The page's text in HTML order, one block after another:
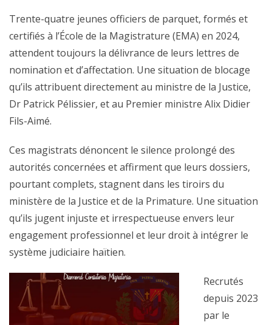
Trente-quatre jeunes officiers de parquet, formés et
certifiés à l’École de la Magistrature (EMA) en 2024,
attendent toujours la délivrance de leurs lettres de
nomination et d’affectation. Une situation de blocage
qu’ils attribuent directement au ministre de la Justice,
Dr Patrick Pélissier, et au Premier ministre Alix Didier
Fils-Aimé.
Ces magistrats dénoncent le silence prolongé des
autorités concernées et affirment que leurs dossiers,
pourtant complets, stagnent dans les tiroirs du
ministère de la Justice et de la Primature. Une situation
qu’ils jugent injuste et irrespectueuse envers leur
engagement professionnel et leur droit à intégrer le
système judiciaire haïtien.
Recrutés
depuis 2023
par le